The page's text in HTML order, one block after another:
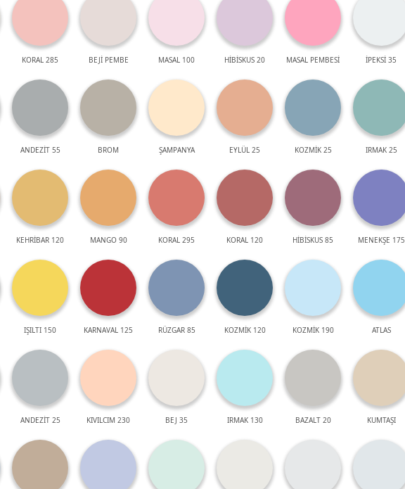
KORAL 285 BEJİ PEMBE MASAL 100 HİBİSKUS 20 MASAL PEMBESİ İPEKSİ 35
ANDEZİT 55 BROM ŞAMPANYA EYLÜL 25 KOZMİK 25 IRMAK 25
KEHRİBAR 120 MANGO 90 KORAL 295 KORAL 120 HİBİSKUS 85 MENEKŞE 175
IŞILTI 150 KARNAVAL 125 RÜZGAR 85 KOZMİK 120 KOZMİK 190 ATLAS
ANDEZİT 25 KIVILCIM 230 BEJ 35 IRMAK 130 BAZALT 20 KUMTAŞI